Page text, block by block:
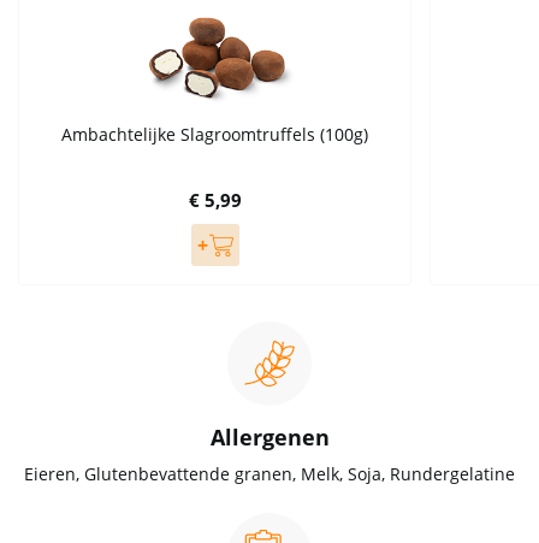
Ambachtelijke Slagroomtruffels (100g)
€ 5,99
Allergenen
Eieren, Glutenbevattende granen, Melk, Soja, Rundergelatine